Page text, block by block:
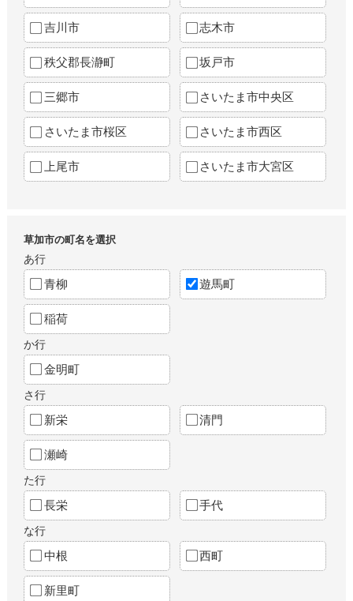
吉川市 志木市
秩父郡長瀞町 坂戸市
三郷市 さいたま市中央区
さいたま市桜区 さいたま市西区
上尾市 さいたま市大宮区
草加市の町名を選択
あ行
青柳 遊馬町
稲荷
か行
金明町
さ行
新栄 清門
瀬崎
た行
長栄 手代
な行
中根 西町
新里町